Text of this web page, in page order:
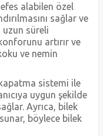
alabilen özel
sağlar ve
uzun süreli
artırır ve
ve nemin
sistemi ile
uygun şekilde
Ayrıca, bilek
böylece bilek